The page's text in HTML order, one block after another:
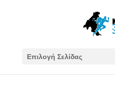
Επιλογή Σελίδας